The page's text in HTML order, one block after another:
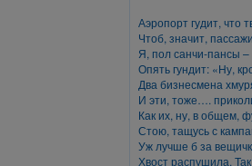
Аэропорт гудит, что
Чтоб, значит,
Я, пол санчи-пансы
Опять гундит: «Ну,
Два бизнесмена
И эти, тоже….
Как их, ну, в общем,
Стою, тащусь с
Уж лучше б за
Хвост распушила.